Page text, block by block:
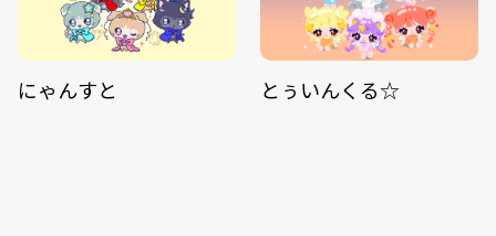
にゃんすと とぅいんくる☆